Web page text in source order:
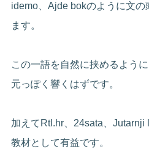
idemo、Ajde bokのように文
ます。
この一語を自然に挟めるよう
元っぽく響くはずです。
加えてRtl.hr、24sata、Jutarnji
教材として有益です。